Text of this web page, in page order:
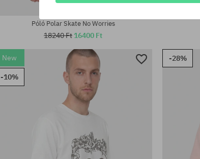
Póló Polar Skate No Worries
18240 Ft 16400 Ft
New
-10%
-28%